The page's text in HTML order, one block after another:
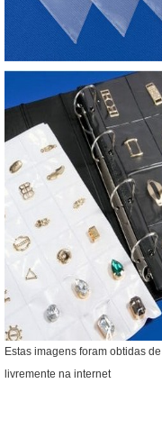
Estas imagens foram obtidas
livremente na internet